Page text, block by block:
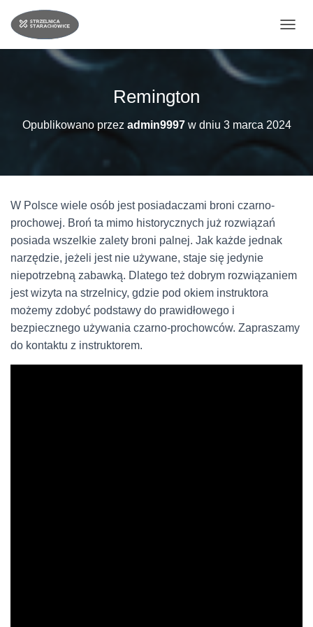
Remington
Opublikowano przez admin9997w dniu 3 marca 2024
W Polsce wiele osób jest posiadaczami broni czarno-
prochowej. Broń ta mimo historycznych już rozwiązań
posiada wszelkie zalety broni palnej. Jak każde jednak
narzędzie, jeżeli jest nie używane, staje się jedynie
niepotrzebną zabawką. Dlatego też dobrym rozwiązaniem
jest wizyta na strzelnicy, gdzie pod okiem instruktora
możemy zdobyć podstawy do prawidłowego i
bezpiecznego używania czarno-prochowców. Zapraszamy
do kontaktu z instruktorem.